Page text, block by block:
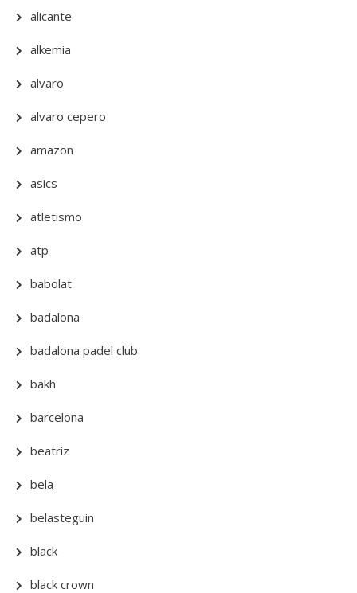
alicante
alkemia
alvaro
alvaro cepero
amazon
asics
atletismo
atp
babolat
badalona
badalona padel club
bakh
barcelona
beatriz
bela
belasteguin
black
black crown